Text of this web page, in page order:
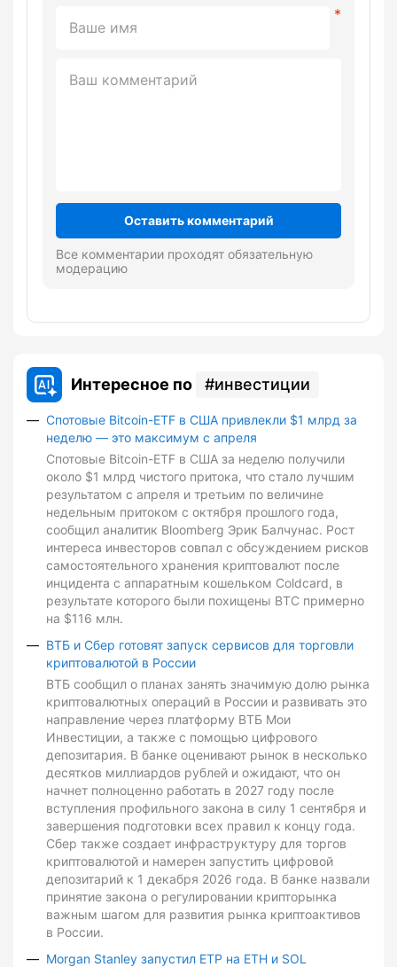
Оставить комментарий
Все комментарии проходят обязательную
модерацию
Интересное по инвестиции
Спотовые Bitcoin-ETF в США привлекли $1 млрд за
неделю — это максимум с апреля
Спотовые Bitcoin-ETF в США за неделю получили
около $1 млрд чистого притока, что стало лучшим
результатом с апреля и третьим по величине
недельным притоком с октября прошлого года,
сообщил аналитик Bloomberg Эрик Балчунас. Рост
интереса инвесторов совпал с обсуждением рисков
самостоятельного хранения криптовалют после
инцидента с аппаратным кошельком Coldcard, в
результате которого были похищены BTC примерно
на $116 млн.
ВТБ и Сбер готовят запуск сервисов для торговли
криптовалютой в России
ВТБ сообщил о планах занять значимую долю рынка
криптовалютных операций в России и развивать это
направление через платформу ВТБ Мои
Инвестиции, а также с помощью цифрового
депозитария. В банке оценивают рынок в несколько
десятков миллиардов рублей и ожидают, что он
начнет полноценно работать в 2027 году после
вступления профильного закона в силу 1 сентября и
завершения подготовки всех правил к концу года.
Сбер также создает инфраструктуру для торгов
криптовалютой и намерен запустить цифровой
депозитарий к 1 декабря 2026 года. В банке назвали
принятие закона о регулировании крипторынка
важным шагом для развития рынка криптоактивов
в России.
Morgan Stanley запустил ETP на ETH и SOL